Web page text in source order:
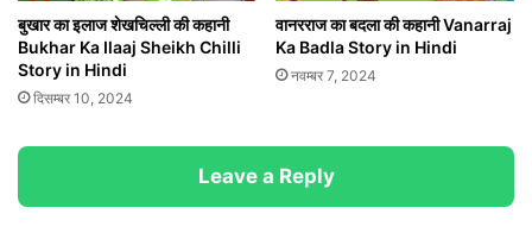
बुखार का इलाज शेखचिल्ली की कहानी
Bukhar Ka Ilaaj Sheikh Chilli
Story in Hindi
दिसम्बर 10, 2024
वानरराज का बदला की कहानी Vanarraj
Ka Badla Story in Hindi
नवम्बर 7, 2024
Leave a Reply